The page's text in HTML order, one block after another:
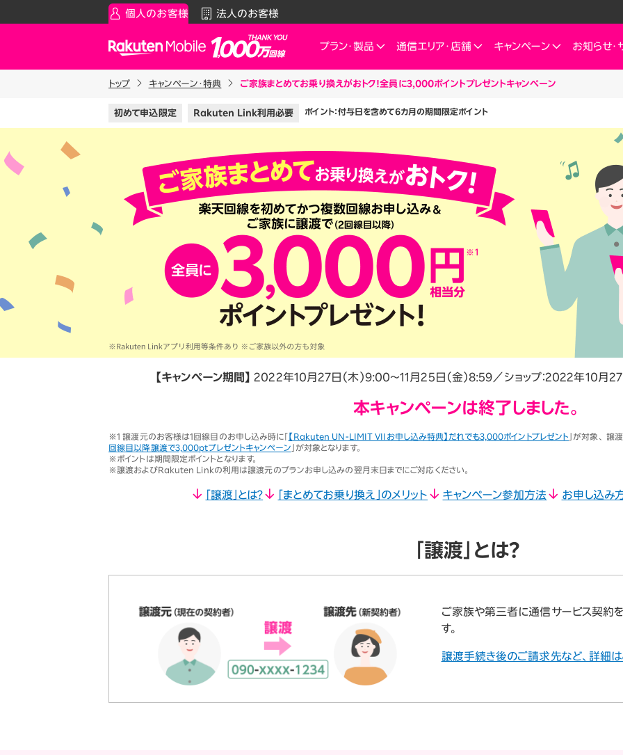
個人のお客様 法人のお客様
Rakuten Mobile
プラン・製品
スマートフォン
Rakuten最強プラン
Rakuten最強U-NEXT
割引プログラム
家族でトクしたい方に
最強こども割
12歳までとーってもおトク
65歳以上から
ずーっと安心&おトク
料金シミュレーション
製品
iPhone
Apple Watch
Android
Wi-Fiルーター
アクセサリ
Rakuten 認定中古
オプションサービス
SIM
デュアルSIM
ご利用製品の対応確認
インターネット・電
Rakuten
楽天ひかり
楽天でんき
料金プラン
Turboとひかり、ど
通信エリア・ 店舗
通信エリア
スマートフォン
ご来店のお客様へ
ショップ（店舗）
キャンペーン
スマートフォン
お申し込みキャンペーン
ご利用特典・キャンペーン
楽天モバイルをご利用中の方向けおトク情報
インターネット・電気
Rakuten Turbo
楽天でんき
お知らせ・
お知らせ・その他
お知らせ
スーパーホーダイ／組み合わせプランを
ご利用中の方
ご検討中の方へ
お申し込みガイド
なぜ今楽天モバイルなのか
お客様の声
スマホ活用術を学ぶ
楽
楽
楽
トップ キャンペーン・特典 ご家族まとめてお乗り換えがおトク！全員に3,000ポイントプレゼントキャンペーン
初めて申込限定 Rakuten Link利用必要 ポイント：付与日を含めて6カ月の期間限定ポイント
【キャンペーン期間】 2022年10月27日（木）9:00～11月25日（金）8:59／ショップ：2022年10月27
本キャンペーンは終了しました。
※1 譲渡元のお客様は1回線目のお申し込み時に「 【Rakuten UN-LIMIT VIIお申し込み特典】だれでも3,000ポイントプレゼント 」が対象、 譲
回線目以降譲渡で3,000ptプレゼントキャンペーン 」が対象となります。
※ポイントは期間限定ポイントとなります。
※譲渡およびRakuten Linkの利用は譲渡元のプランお申し込みの翌月末日までにご対応ください。
「譲渡」とは？ 「まとめてお乗り換え」のメリット キャンペーン参加方法 お申し込み
「譲渡」とは？
ご家族や第三者に通信サービス契約
す。
譲渡手続き後のご請求先など、詳細は